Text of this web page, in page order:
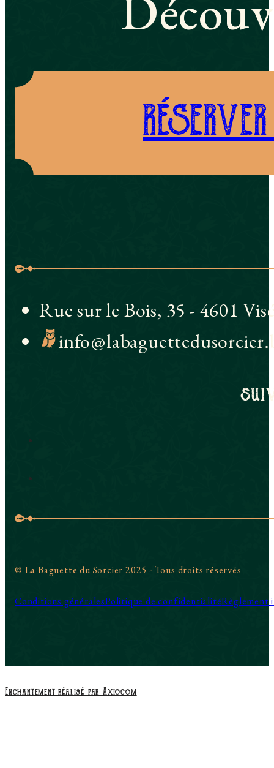
Rue sur le Bois, 35 - 4601
© La Baguette du Sorcier 2025 - Tous droits réservés
Conditions généralesPolitique de confidentialitéRèglement
Enchantement réalisé par Axiocom